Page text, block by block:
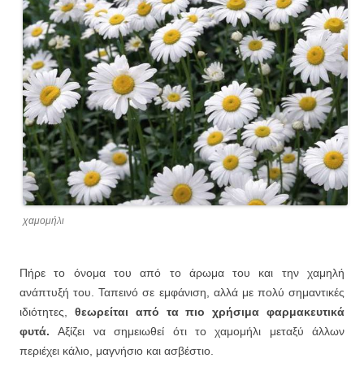
χαμομήλι
Πήρε το όνομα του από το άρωμα του και την χαμηλή
ανάπτυξή του. Ταπεινό σε εμφάνιση, αλλά με πολύ σημαντικές
ιδιότητες, θεωρείται από τα πιο χρήσιμα φαρμακευτικά
φυτά.Αξίζει να σημειωθεί ότι το χαμομήλι μεταξύ άλλων
περιέχει κάλιο, μαγνήσιο και ασβέστιο.